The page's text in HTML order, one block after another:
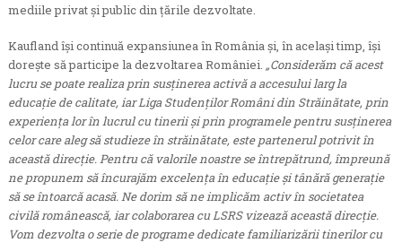
mediile privat şi public din ţările dezvoltate.
Kaufland își continuă expansiunea în România și, în același timp, își
dorește să participe la dezvoltarea României. „Considerăm că acest
lucru se poate realiza prin susținerea activă a accesului larg la
educație de calitate, iar Liga Studenților Români din Străinătate, prin
experiența lor în lucrul cu tinerii și prin programele pentru susținerea
celor care aleg să studieze în străinătate, este partenerul potrivit în
această direcție. Pentru că valorile noastre se întrepătrund, împreună
ne propunem să încurajăm excelența în educație și tânără generație
să se întoarcă acasă. Ne dorim să ne implicăm activ în societatea
civilă românească, iar colaborarea cu LSRS vizează această direcție.
Vom dezvolta o serie de programe dedicate familiarizării tinerilor cu